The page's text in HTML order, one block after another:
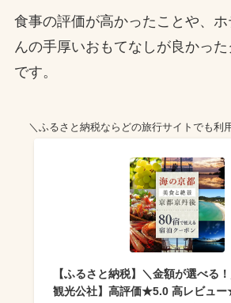
食事の評価が高かったことや、ホ
んの手厚いおもてなしが良かっ
です。
＼ふるさと納税ならどの旅行サイトでも利
【ふるさと納税】＼金額が選べる
観光公社】高評価★5.0 高レビュ